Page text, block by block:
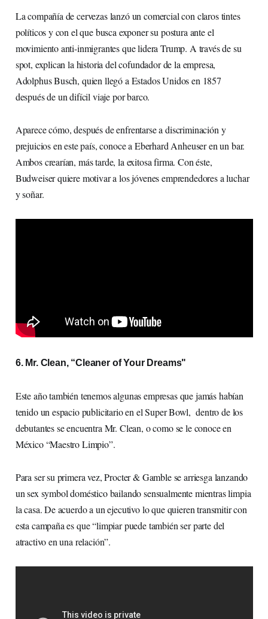
La compañía de cervezas lanzó un comercial con claros tintes
políticos y con el que busca exponer su postura ante el
movimiento anti-inmigrantes que lidera Trump. A través de su
spot, explican la historia del cofundador de la empresa,
Adolphus Busch, quien llegó a Estados Unidos en 1857
después de un difícil viaje por barco.
Aparece cómo, después de enfrentarse a discriminación y
prejuicios en este país, conoce a Eberhard Anheuser en un bar.
Ambos crearían, más tarde, la exitosa firma. Con éste,
Budweiser quiere motivar a los jóvenes emprendedores a luchar
y soñar.
6. Mr. Clean, “Cleaner of Your Dreams"
Este año también tenemos algunas empresas que jamás habían
tenido un espacio publicitario en el Super Bowl, dentro de los
debutantes se encuentra Mr. Clean, o como se le conoce en
México “Maestro Limpio”.
Para ser su primera vez, Procter & Gamble se arriesga lanzando
un sex symbol doméstico bailando sensualmente mientras limpia
la casa. De acuerdo a un ejecutivo lo que quieren transmitir con
esta campaña es que “limpiar puede también ser parte del
atractivo en una relación”.